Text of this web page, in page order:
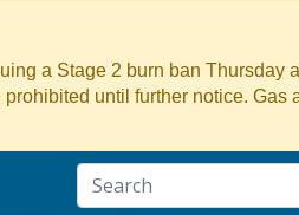
a Stage 2 burn ban Thursday
until further notice. Gas